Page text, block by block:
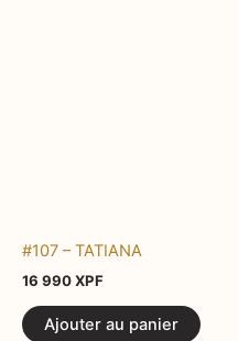
#107 – TATIANA
16 990XPF
Ajouter au panier